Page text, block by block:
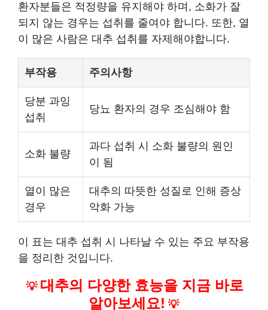
환자분들은 적정량을 유지해야 하며, 소화가 잘
되지 않는 경우는 섭취를 줄여야 합니다. 또한, 열
이 많은 사람은 대추 섭취를 자제해야합니다.
부작용 주의사항
당분 과잉
섭취
당뇨 환자의 경우 조심해야 함
소화 불량
과다 섭취 시 소화 불량의 원인
이 됨
열이 많은
경우
대추의 따뜻한 성질로 인해 증상
악화 가능
이 표는 대추 섭취 시 나타날 수 있는 주요 부작용
을 정리한 것입니다.
💡 대추의 다양한 효능을 지금 바로
알아보세요! 💡